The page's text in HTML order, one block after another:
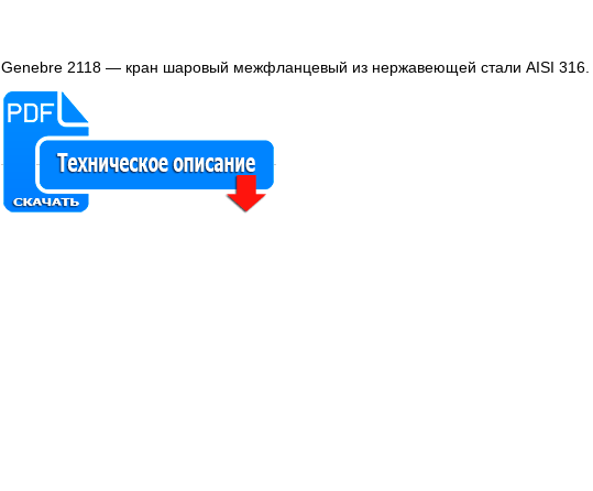
Genebre 2118 — кран шаровый межфланцевый из нержавеющей стали AISI 316.